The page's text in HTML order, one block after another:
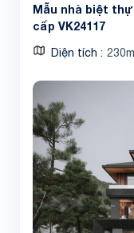
Mẫu nhà biệt
cấp VK24117
Diện tích